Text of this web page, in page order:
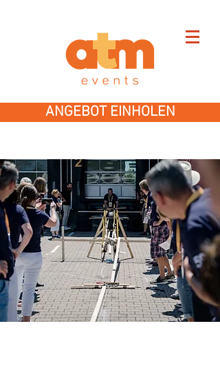
ANGEBOT EINHOLEN